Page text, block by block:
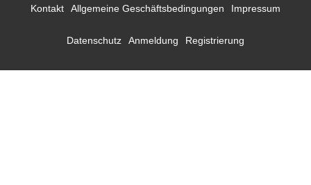
Kontakt Allgemeine Geschäftsbedingungen Impressum
Datenschutz Anmeldung Registrierung